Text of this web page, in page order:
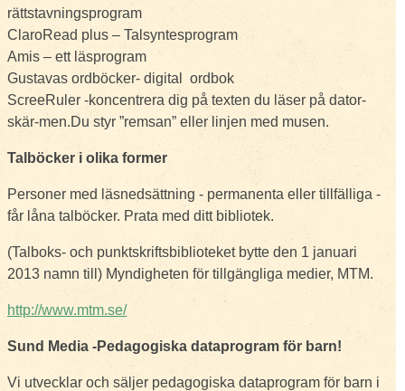
rättstavningsprogram
ClaroRead plus – Talsyntesprogram
Amis – ett läsprogram
Gustavas ordböcker- digital ordbok
ScreeRuler -koncentrera dig på texten du läser på dator-
skär-men.Du styr ”remsan” eller linjen med musen.
Talböcker i olika former
Personer med läsnedsättning - permanenta eller tillfälliga -
får låna talböcker. Prata med ditt bibliotek.
(Talboks- och punktskriftsbiblioteket bytte den 1 januari
2013 namn till) Myndigheten för tillgängliga medier, MTM.
http://www.mtm.se/
Sund Media -Pedagogiska dataprogram för barn!
Vi utvecklar och säljer pedagogiska dataprogram för barn i